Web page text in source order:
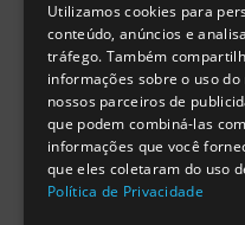
Utilizamos cookies para
conteúdo, anúncios e
tráfego. Também
informações sobre o uso do
nossos parceiros de
que podem combiná-las
informações que você
que eles coletaram do uso
Política de Privacidade